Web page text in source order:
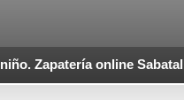
Zapatería online